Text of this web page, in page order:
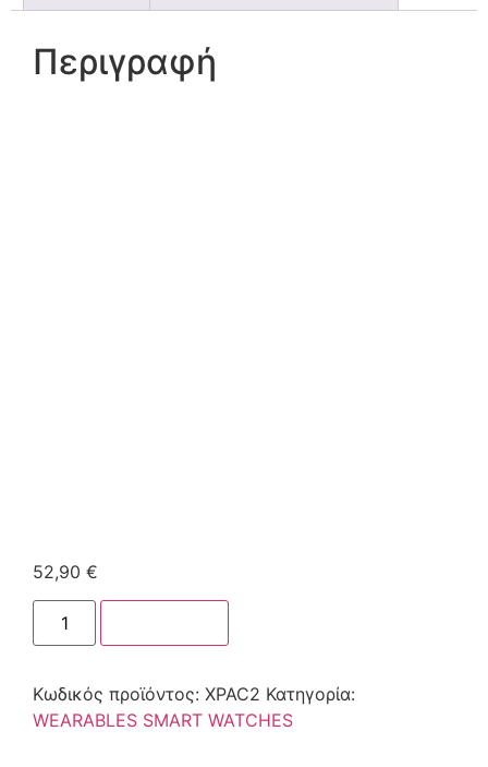
Περιγραφή
52,90 €
Κωδικός προϊόντος: XPAC2 Κατηγορία:
WEARABLES SMART WATCHES